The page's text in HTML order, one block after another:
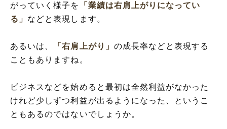
がっていく様子を
「業績は右肩上がりになってい
る」 などと表現します。
あるいは、 「右肩上がり」 の成長率などと表現する
こともありますね。
ビジネスなどを始めると最初は全然利益がなかった
けれど少しずつ利益が出るようになった、というこ
ともあるのではないでしょうか。